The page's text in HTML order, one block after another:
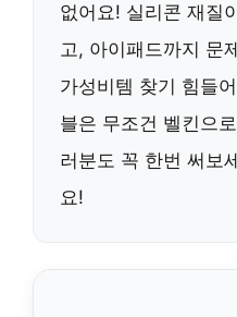
없어요! 실리콘 재질
고, 아이패드까지 문
가성비템 찾기 힘들
블은 무조건 벨킨으
러분도 꼭 한번 써보
요!